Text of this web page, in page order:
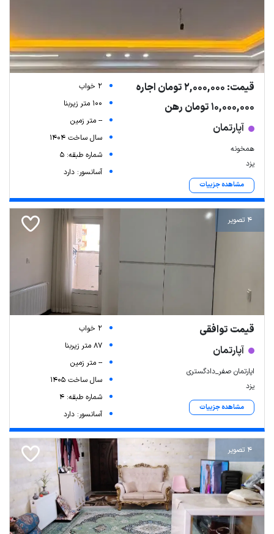
قیمت: 2,000,000 تومان اجاره
10,000,000 تومان رهن
آپارتمان
همخونه
یزد
مشاهده جزییات
2 خواب
100 متر زیربنا
-- متر زمین
سال ساخت 1404
شماره طبقه: 5
آسانسور: دارد
4 تصویر
قیمت توافقی
آپارتمان
اپارتمان صفر_دادگستری
یزد
مشاهده جزییات
2 خواب
87 متر زیربنا
-- متر زمین
سال ساخت 1405
شماره طبقه: 4
آسانسور: دارد
4 تصویر